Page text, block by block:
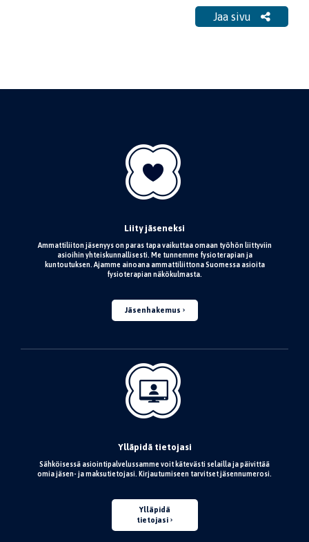
Jaa sivu
Liity jäseneksi
Ammattiliiton jäsenyys on paras tapa vaikuttaa omaan työhön liittyviin
asioihin yhteiskunnallisesti. Me tunnemme fysioterapian ja
kuntoutuksen. Ajamme ainoana ammattiliittona Suomessa asioita
fysioterapian näkökulmasta.
Jäsenhakemus
Ylläpidä tietojasi
Sähköisessä asiointipalvelussamme voit kätevästi selailla ja päivittää
omia jäsen- ja maksutietojasi. Kirjautumiseen tarvitset jäsennumerosi.
Ylläpidä
tietojasi